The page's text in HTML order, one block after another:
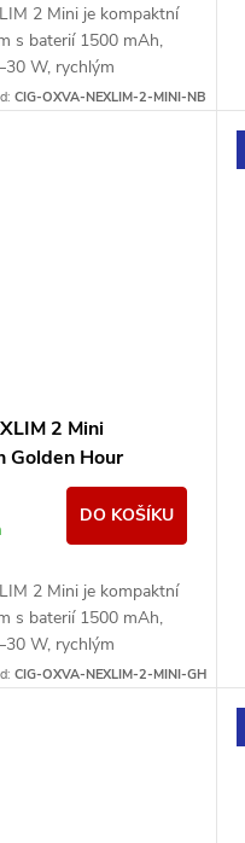
2 Mini je kompaktní
s baterií 1500 mAh,
W, rychlým
C 5V/2A a cartridgí
CIG-OXVA-NEXLIM-2-MINI-NB
2 Mini
Golden Hour
DO KOŠÍKU
2 Mini je kompaktní
s baterií 1500 mAh,
W, rychlým
C 5V/2A a cartridgí
CIG-OXVA-NEXLIM-2-MINI-GH